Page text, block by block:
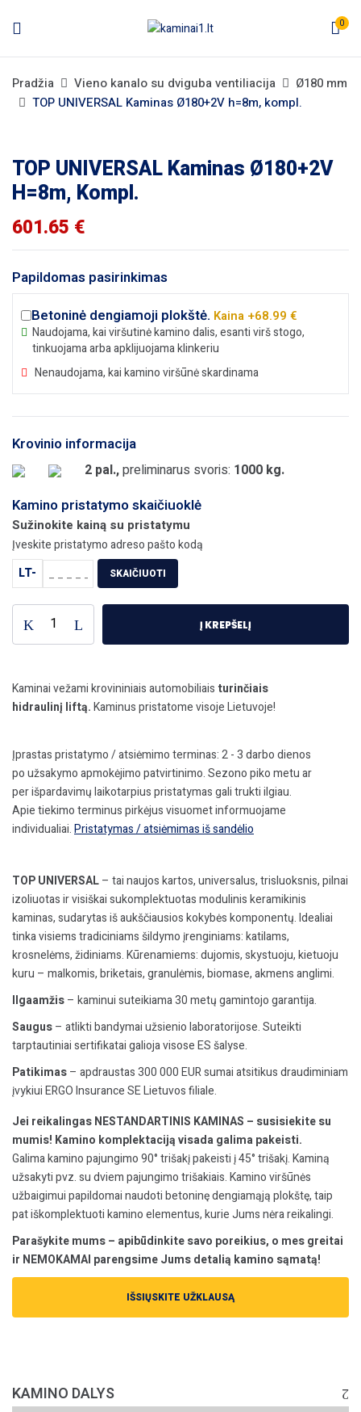
0
Pradžia Vieno kanalo su dviguba ventiliacija
Ø180 mm
TOP UNIVERSAL Kaminas Ø180+2V h=8m, kompl.
TOP UNIVERSAL Kaminas Ø180+2V
H=8m, Kompl.
601.65 €
Papildomas pasirinkimas
Betoninė dengiamoji plokštė. Kaina +68.99 €
Naudojama, kai viršutinė kamino dalis, esanti virš stogo,
tinkuojama arba apklijuojama klinkeriu
Nenaudojama, kai kamino viršūnė skardinama
Krovinio informacija
2 pal.,preliminarus svoris: 1000 kg.
Kamino pristatymo skaičiuoklė
Sužinokite kainą su pristatymu
Įveskite pristatymo adreso pašto kodą
LT-
SKAIČIUOTI
kiekis:
Kaminas
Ø180+2V
Į KREPŠELĮ
Kaminai vežami krovininiais automobiliais turinčiais
hidraulinį liftą.Kaminus pristatome visoje Lietuvoje!
Įprastas pristatymo / atsiėmimo terminas: 2 - 3 darbo dienos
po užsakymo apmokėjimo patvirtinimo. Sezono piko metu ar
per išpardavimų laikotarpius pristatymas gali trukti ilgiau.
Apie tiekimo terminus pirkėjus visuomet informuojame
individualiai.Pristatymas / atsiėmimas iš sandėlio
TOP UNIVERSAL– tai naujos kartos, universalus, trisluoksnis, pilnai
izoliuotas ir visiškai sukomplektuotas modulinis keramikinis
kaminas, sudarytas iš aukščiausios kokybės komponentų. Idealiai
tinka visiems tradiciniams šildymo įrenginiams: katilams,
krosnelėms, židiniams. Kūrenamiems: dujomis, skystuoju, kietuoju
kuru – malkomis, briketais, granulėmis, biomase, akmens anglimi.
Ilgaamžis– kaminui suteikiama 30 metų gamintojo garantija.
Saugus– atlikti bandymai užsienio laboratorijose. Suteikti
tarptautiniai sertifikatai galioja visose ES šalyse.
Patikimas– apdraustas 300 000 EUR sumai atsitikus draudiminiam
įvykiui ERGO Insurance SE Lietuvos filiale.
Jei reikalingas NESTANDARTINIS KAMINAS – susisiekite su
mumis! Kamino komplektaciją visada galima pakeisti.
Galima kamino pajungimo 90° trišakį pakeisti į 45° trišakį. Kaminą
užsakyti pvz. su dviem pajungimo trišakiais. Kamino viršūnės
užbaigimui papildomai naudoti betoninę dengiamąją plokštę, taip
pat iškomplektuoti kamino elementus, kurie Jums nėra reikalingi.
Parašykite mums – apibūdinkite savo poreikius, o mes greitai
ir NEMOKAMAI parengsime Jums detalią kamino sąmatą!
IŠSIŲSKITE UŽKLAUSĄ
KAMINO DALYS